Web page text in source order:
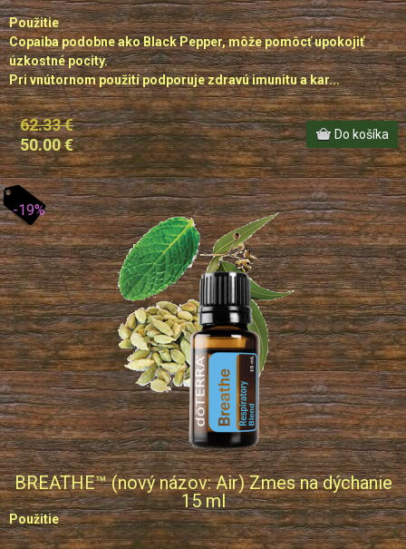
Použitie
Copaiba podobne ako Black Pepper, môže pomôcť upokojiť
úzkostné pocity.
Pri vnútornom použití podporuje zdravú imunitu a kar...
62.33 €
50.00 €
-19%
BREATHE™ (nový názov: Air) Zmes na dýchanie
15 ml
Použitie